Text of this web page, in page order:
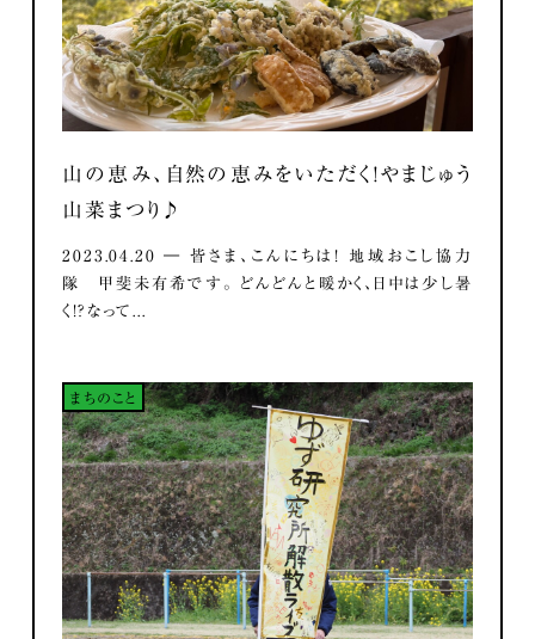
山の恵み、自然の恵みをいただく！やまじゅう
山菜まつり♪
2023.04.20 ― 皆さま、こんにちは！ 地域おこし協力
隊 甲斐未有希です。 どんどんと暖かく、日中は少し暑
く！？なって...
まちのこと